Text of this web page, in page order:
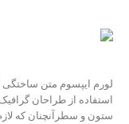
لورم ایپسوم متن ساختگی
استفاده از طراحان
ستون و سطرآنچنان که